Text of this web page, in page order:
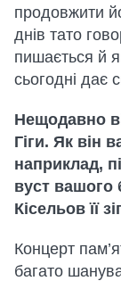
продовжити
днів тато
пишається й
сьогодні дає
Нещодавно
Гіги. Як він
наприклад,
вуст вашого
Кісельов її
Концерт
багато